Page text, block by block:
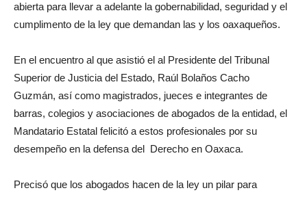
abierta para llevar a adelante la gobernabilidad, seguridad y el
cumplimento de la ley que demandan las y los oaxaqueños.
En el encuentro al que asistió el al Presidente del Tribunal
Superior de Justicia del Estado, Raúl Bolaños Cacho
Guzmán, así como magistrados, jueces e integrantes de
barras, colegios y asociaciones de abogados de la entidad, el
Mandatario Estatal felicitó a estos profesionales por su
desempeño en la defensa del Derecho en Oaxaca.
Precisó que los abogados hacen de la ley un pilar para